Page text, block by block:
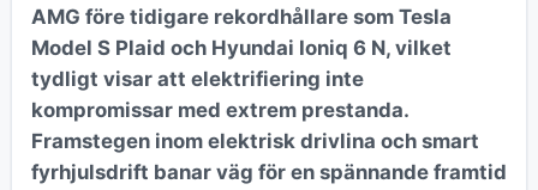
AMG före tidigare rekordhållare som Tesla
Model S Plaid och Hyundai Ioniq 6 N, vilket
tydligt visar att elektrifiering inte
kompromissar med extrem prestanda.
Framstegen inom elektrisk drivlina och smart
fyrhjulsdrift banar väg för en spännande framtid